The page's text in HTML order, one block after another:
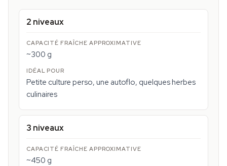
2 niveaux
~300 g
Petite culture perso, une autoflo, quelques herbes
culinaires
3 niveaux
~450 g